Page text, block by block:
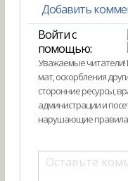
Добавить
Войти с
помощью:
Уважаемые
мат, оскорбления
сторонние ресурсы,
администрации и
нарушающие правила